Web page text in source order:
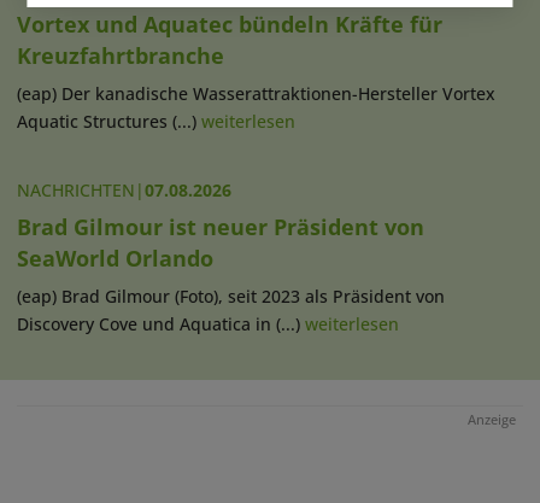
Vortex und Aquatec bündeln Kräfte für
Kreuzfahrtbranche
(eap) Der kanadische Wasserattraktionen-Hersteller Vortex
Aquatic Structures (...) weiterlesen
NACHRICHTEN |07.08.2026
Brad Gilmour ist neuer Präsident von
SeaWorld Orlando
(eap) Brad Gilmour (Foto), seit 2023 als Präsident von
Discovery Cove und Aquatica in (...) weiterlesen
Anzeige